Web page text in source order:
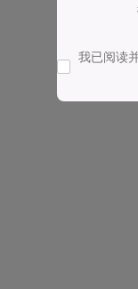
我已阅读